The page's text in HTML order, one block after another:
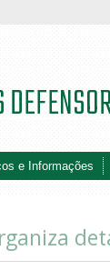
e Informações